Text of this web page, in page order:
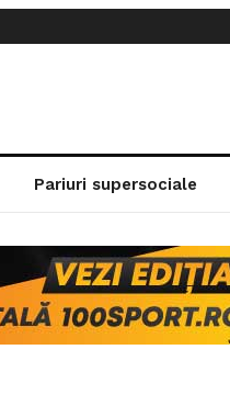
Pariuri supersociale